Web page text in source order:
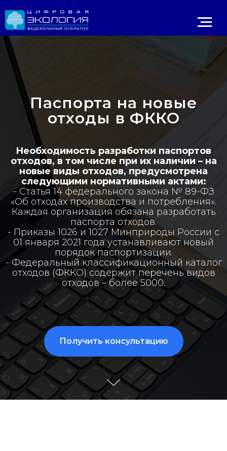
Реестр ОНВОС Реестр лицензий ЛК природопользователя
info@cifra.eco
База знаний
Личный
Календарь
отчетности
8(800)234-93-88
Паспорта на новые
отходы в ФККО
Необходимость разработки паспортов
отходов, в том числе при их наличии – на
новые виды отходов, предусмотрена
следующими нормативными актами:
- Статья 14 федерального закона № 89-ФЗ
«Об отходах производства и потребления».
Каждая организация обязана разработать
паспорта отходов.
- Приказы 1026 и 1027 Минприроды России с
01 января 2021 года устанавливают новый
порядок паспортизации.
- Федеральный классификационный каталог
отходов (ФККО) содержит перечень видов
отходов – более 5000.
Получить консультацию